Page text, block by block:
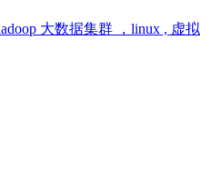
大数据集群 ，linux , 虚拟